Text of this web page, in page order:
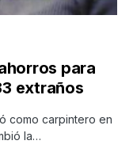
para
extraños
como carpintero en
la…